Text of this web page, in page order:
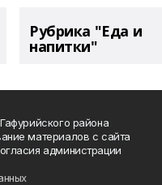
Рубрика "Еда и
напитки"
района
материалов с сайта
администрации